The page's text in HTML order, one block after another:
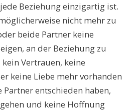
Beziehung einzigartig ist.
nicht mehr zu
beide Partner keine
an der Beziehung zu
Vertrauen, keine
keine Liebe mehr vorhanden
Partner entschieden haben,
und keine Hoffnung